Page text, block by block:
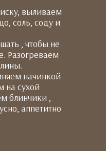
выливаем
соль, соду и
, чтобы не
Разогреваем
начинкой
на сухой
блинчики ,
аппетитно